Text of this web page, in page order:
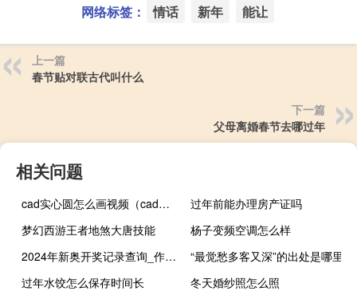
网络标签： 情话 新年 能让
上一篇
春节贴对联古代叫什么
下一篇
父母离婚春节去哪过年
相关问题
cad实心圆怎么画视频（cad实心圆怎么画）
过年前能办理房产证吗
梦幻西游王者地煞大唐技能
杨子变频空调怎么样
2024年新奥开奖记录查询_作答解释落实的民间信仰_GM版v39.28.44
“最觉愁多客又深”的出处是哪里
过年水饺怎么保存时间长
冬天婚纱照怎么照